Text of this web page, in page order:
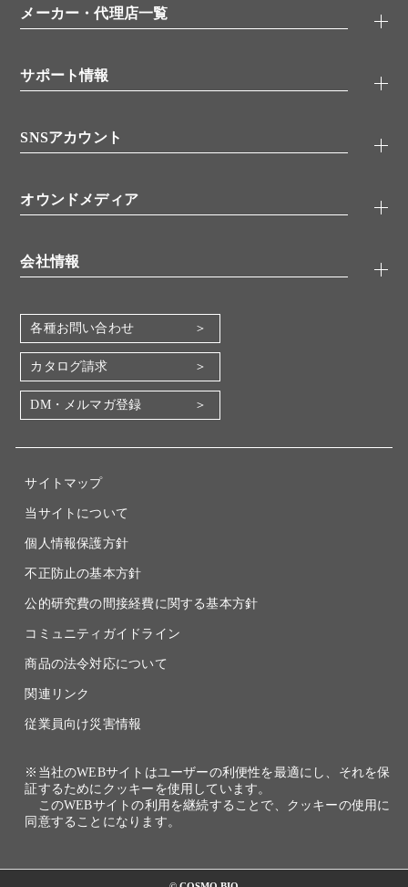
ウェビナー （オンラインセミナー）
学会・展示スケジュール
抗体
シグナル伝達
糖類／レクチン
分子生物
バイオメディカル(環境・食品)
機器・消耗品
メーカー・代理店一覧
代理店
サポート情報
アプリケーションノート
書類ダウンロード
SNSアカウント
YouTube
オウンドメディア
会社情報
会社概要
地図・アクセス（本社）
IR情報
電子公告
各種お問い合わせ
カタログ請求
DM・メルマガ登録
サイトマップ
当サイトについて
個人情報保護方針
不正防止の基本方針
公的研究費の間接経費に関する基本方針
コミュニティガイドライン
商品の法令対応について
関連リンク
従業員向け災害情報
※当社のWEBサイトはユーザーの利便性を最適にし、それを保
証するためにクッキーを使用しています。
このWEBサイトの利用を継続することで、クッキーの使用に
同意することになります。